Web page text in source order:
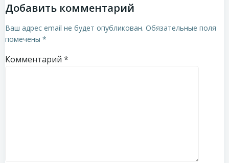
Добавить комментарий
Ваш адрес email не будет опубликован. Обязательные поля
помечены *
Комментарий *